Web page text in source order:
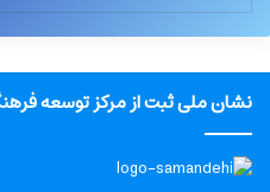
نشان ملی ثبت از مرکز توسعه